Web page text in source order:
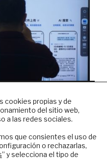
o
2025
cookies propias y de
del sitio web,
a las redes sociales.
que consientes el uso de
o rechazarlas,
” y selecciona el tipo de
electrónico y
análisis